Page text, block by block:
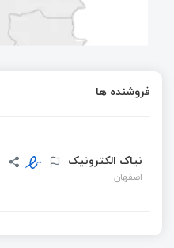
برای برنامه
فروشنده ها
نیاک الکترونیک
اصفهان